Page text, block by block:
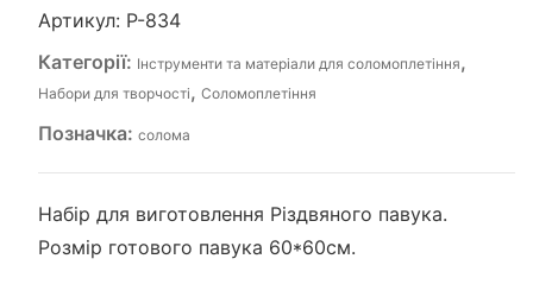
Артикул: P-834
Категорії: Інструменти та матеріали для соломоплетіння,
Набори для творчості, Соломоплетіння
Позначка: солома
Набір для виготовлення Різдвяного павука.
Розмір готового павука 60*60см.